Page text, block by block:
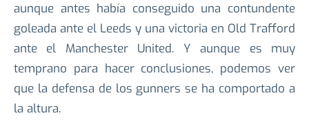
aunque antes había conseguido una contundente
goleada ante el Leeds y una victoria en Old Trafford
ante el Manchester United. Y aunque es muy
temprano para hacer conclusiones, podemos ver
que la defensa de los gunners se ha comportado a
la altura.